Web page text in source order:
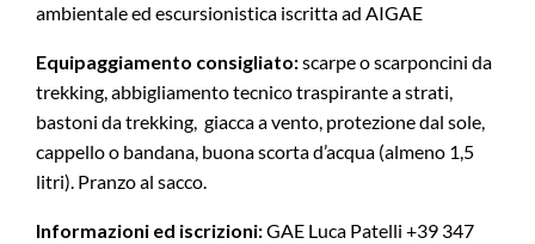
ambientale ed escursionistica iscritta ad AIGAE
Equipaggiamento consigliato:scarpe o scarponcini da
trekking, abbigliamento tecnico traspirante a strati,
bastoni da trekking, giacca a vento, protezione dal sole,
cappello o bandana, buona scorta d’acqua (almeno 1,5
litri). Pranzo al sacco.
Informazioni ed iscrizioni:GAE Luca Patelli +39 347